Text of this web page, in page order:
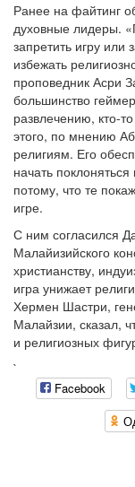
Ранее на файтинг
духовные лидеры.
запретить игру или
избежать
проповедник Асри
большинство
развлечению, кто-
этого, по мнению
религиям. Его
начать
потому, что те
игре.
С ним согласился
Малайизийского
христианству,
игра унижает
Хермен Шастри,
Малайзии, сказал,
и религиозных
`
Facebook